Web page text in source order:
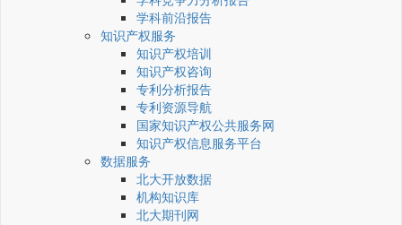
学科前沿报告
知识产权服务
知识产权培训
知识产权咨询
专利分析报告
专利资源导航
国家知识产权公共服务网
知识产权信息服务平台
数据服务
北大开放数据
机构知识库
北大期刊网